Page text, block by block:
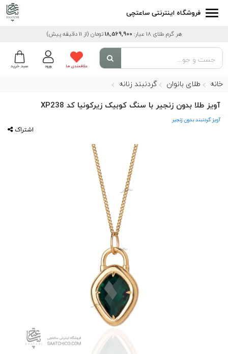
فروشگاه اینترنتی ساعتچی
هر گرم طلای 18 عیار: 18,569,900تومان (از 11 دقیقه پیش)
سبد خرید ورود علاقمندی ها
خانه طلای بانوان گردنبند زنانه
آویز طلا بدون زنجیر با سنگ کوبیک زیرکونیا کد XP238
آویز گردنبند بدون زنجیر
اشتراک